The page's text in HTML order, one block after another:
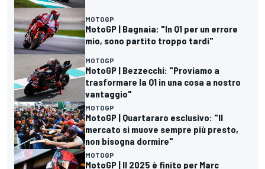
MOTOGP
MotoGP | Bagnaia: "In Q1 per un errore
mio, sono partito troppo tardi"
MOTOGP
MotoGP | Bezzecchi: "Proviamo a
trasformare la Q1 in una cosa a nostro
vantaggio"
MOTOGP
MotoGP | Quartararo esclusivo: "Il
mercato si muove sempre più presto,
non bisogna dormire"
MOTOGP
MotoGP | Il 2025 è finito per Marc